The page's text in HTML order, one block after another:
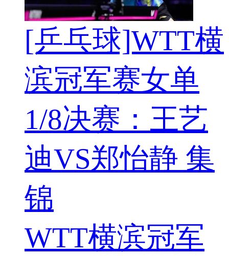
[乒乓球]WTT横
滨冠军赛女单
1/8决赛：王艺
迪VS郑怡静 集
锦
WTT横滨冠军